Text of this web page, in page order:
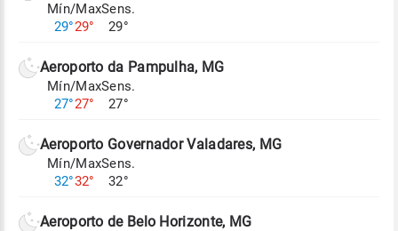
Mín/Max
29°29°
Sens.
29°
Aeroporto da Pampulha, MG
Mín/Max
27°27°
Sens.
27°
Aeroporto Governador Valadares, MG
Mín/Max
32°32°
Sens.
32°
Aeroporto de Belo Horizonte, MG